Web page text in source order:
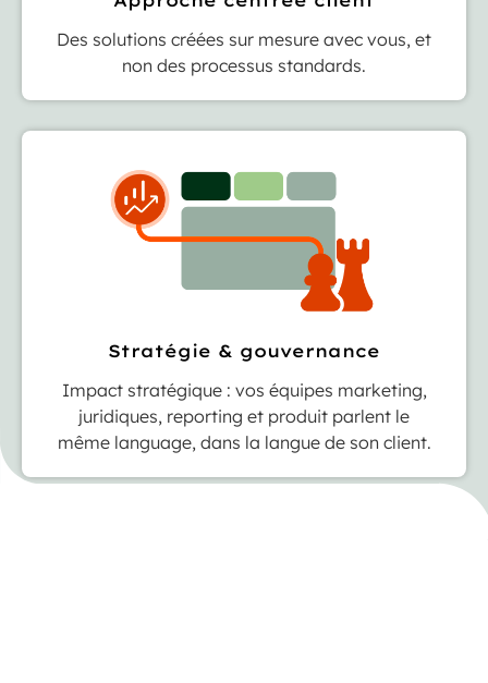
Des solutions créées sur mesure avec vous, et
non des processus standards.
Stratégie & gouvernance
Impact stratégique : vos équipes marketing,
juridiques, reporting et produit parlent le
même language, dans la langue de son client.